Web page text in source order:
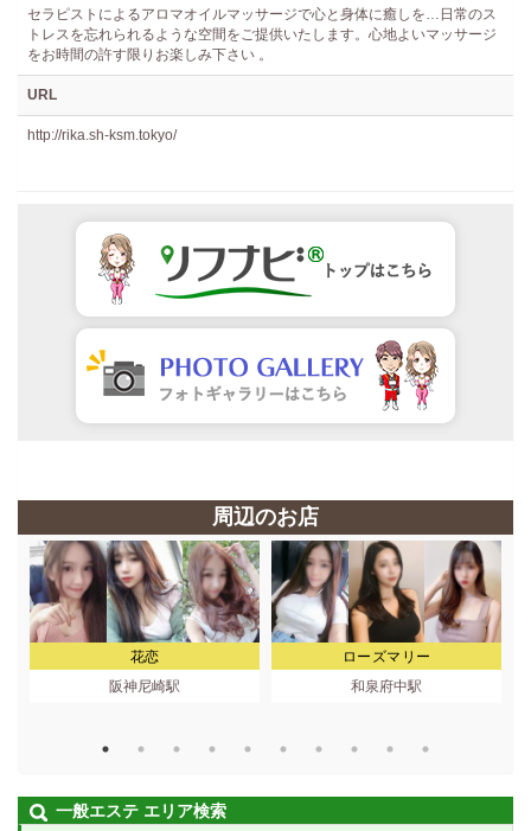
セラピストによるアロマオイルマッサージで心と身体に癒しを…日常のス
トレスを忘れられるような空間をご提供いたします。心地よいマッサージ
をお時間の許す限りお楽しみ下さい 。
URL
http://rika.sh-ksm.tokyo/
周辺のお店
花恋
阪神尼崎駅
ローズマリー
和泉府中駅
一般エステ エリア検索